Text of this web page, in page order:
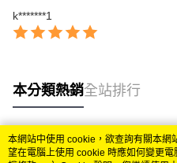
k*******1
本分類熱銷全站排行
熱門標籤
本網站中使用 cookie，欲查詢有關本網
望在電腦上使用 cookie 時應如何變更